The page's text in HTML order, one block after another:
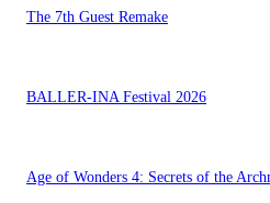
The 7th Guest Remake
BALLER-INA Festival 2026
Age of Wonders 4: Secrets of the